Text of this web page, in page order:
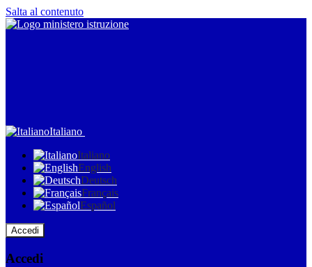
Salta al contenuto
Italiano
Italiano
English
Deutsch
Français
Español
Accedi
Accedi